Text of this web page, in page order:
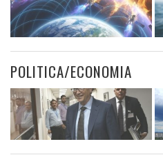
POLITICA/ECONOMIA